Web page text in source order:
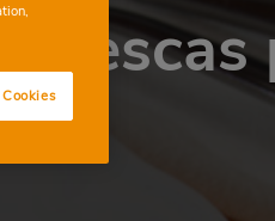
frescas